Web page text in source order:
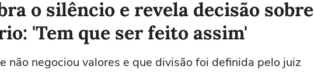
o silêncio e revela decisão sobre
'Tem que ser feito assim'
não negociou valores e que divisão foi definida pelo juiz